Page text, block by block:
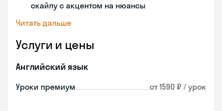
скайпу с акцентом на нюансы
Читать дальше
Услуги и цены
Английский язык
Уроки премиум от 1590 ₽ / урок